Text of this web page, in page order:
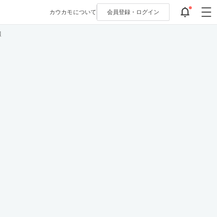
カウカモについて 会員登録・ ログイン